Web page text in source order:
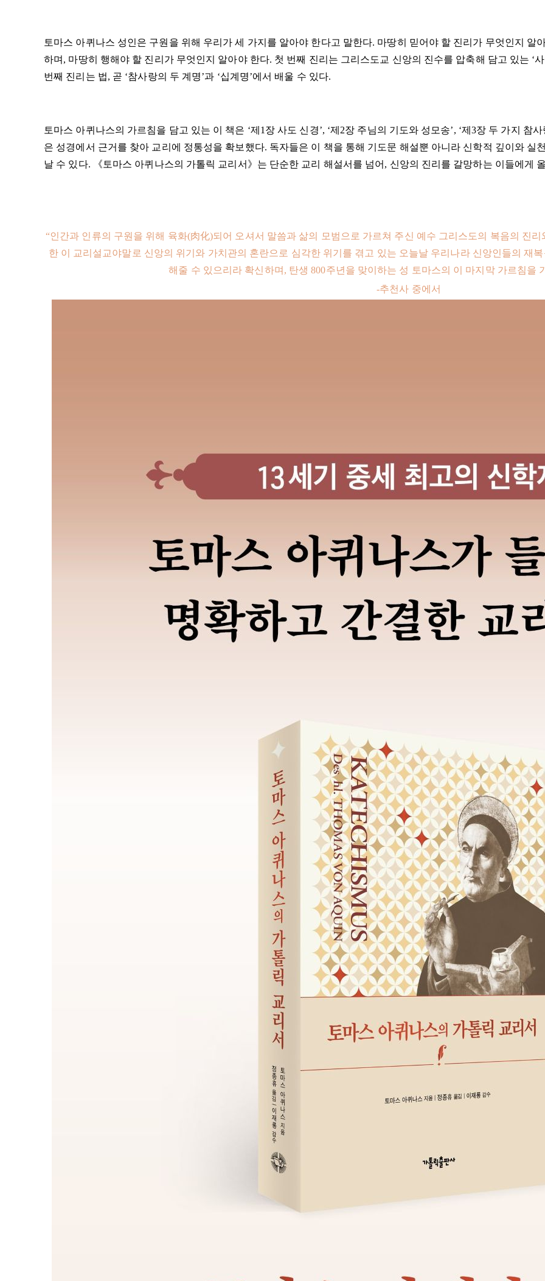
토마스 아퀴나스 성인은 구원을 위해 우리가 세 가지를 알아야 한다고 말한다. 마땅히 믿어야 할 진리가 무엇인지 알
하며, 마땅히 행해야 할 진리가 무엇인지 알아야 한다. 첫 번째 진리는 그리스도교 신앙의 진수를 압축해 담고 있는 ‘
번째 진리는 법, 곧 ‘참사랑의 두 계명’과 ‘십계명’에서 배울 수 있다.
토마스 아퀴나스의 가르침을 담고 있는 이 책은 ‘제1장 사도 신경’, ‘제2장 주님의 기도와 성모송’, ‘제3장 두 가지 참
은 성경에서 근거를 찾아 교리에 정통성을 확보했다. 독자들은 이 책을 통해 기도문 해설뿐 아니라 신학적 깊이와 실
날 수 있다. 《토마스 아퀴나스의 가톨릭 교리서》는 단순한 교리 해설서를 넘어, 신앙의 진리를 갈망하는 이들에게
“인간과 인류의 구원을 위해 육화(肉化)되어 오셔서 말씀과 삶의 모범으로 가르쳐 주신 예수 그리스도의 복음의 진
한 이 교리설교야말로 신앙의 위기와 가치관의 혼란으로 심각한 위기를 겪고 있는 오늘날 우리나라 신앙인들의 재
해줄 수 있으리라 확신하며, 탄생 800주년을 맞이하는 성 토마스의 이 마지막 가르침을
-추천사 중에서